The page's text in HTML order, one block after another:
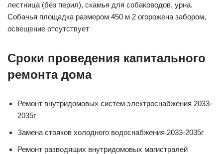
лестница (без перил), скамья для собаководов, урна.
Собачья площадка размером 450 м 2 огорожена забором,
освещение отсутствует
Сроки проведения капитального
ремонта дома
Ремонт внутридомовых систем электроснабжения 2033-
2035г
Замена стояков холодного водоснабжения 2033-2035г
Ремонт разводящих внутридомовых магистралей